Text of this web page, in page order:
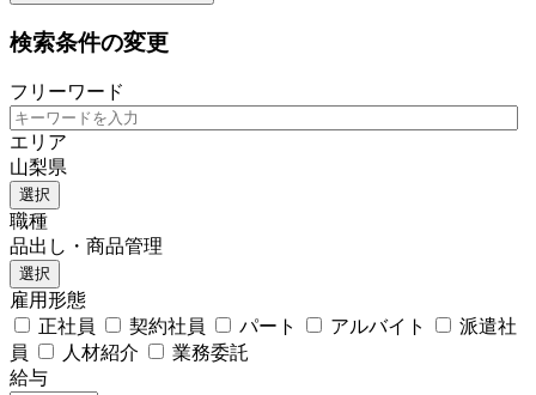
検索条件の変更
フリーワード
エリア
山梨県
選択
職種
品出し・商品管理
選択
雇用形態
正社員
契約社員 パート アルバイト
派遣社
員
人材紹介
業務委託
給与